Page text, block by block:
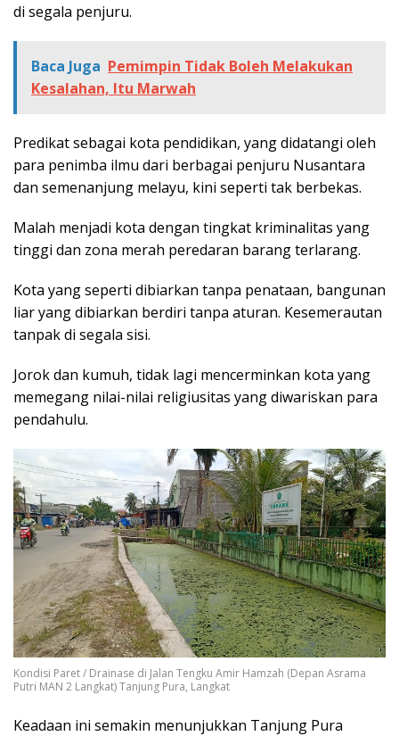
di segala penjuru.
Baca Juga Pemimpin Tidak Boleh Melakukan
Kesalahan, Itu Marwah
Predikat sebagai kota pendidikan, yang didatangi oleh
para penimba ilmu dari berbagai penjuru Nusantara
dan semenanjung melayu, kini seperti tak berbekas.
Malah menjadi kota dengan tingkat kriminalitas yang
tinggi dan zona merah peredaran barang terlarang.
Kota yang seperti dibiarkan tanpa penataan, bangunan
liar yang dibiarkan berdiri tanpa aturan. Kesemerautan
tanpak di segala sisi.
Jorok dan kumuh, tidak lagi mencerminkan kota yang
memegang nilai-nilai religiusitas yang diwariskan para
pendahulu.
Kondisi Paret / Drainase di Jalan Tengku Amir Hamzah (Depan Asrama
Putri MAN 2 Langkat) Tanjung Pura, Langkat
Keadaan ini semakin menunjukkan Tanjung Pura